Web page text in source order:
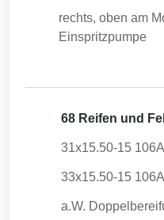
rechts, oben am
Einspritzpumpe
68 Reifen und
31x15.50-15
33x15.50-15
a.W.